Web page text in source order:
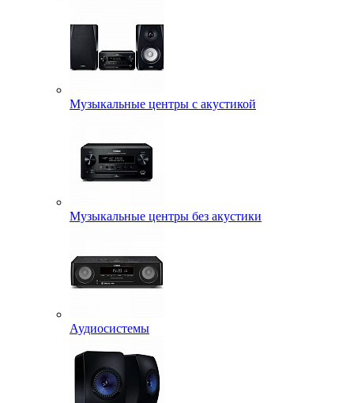
Музыкальные центры с акустикой
Музыкальные центры без акустики
Аудиосистемы